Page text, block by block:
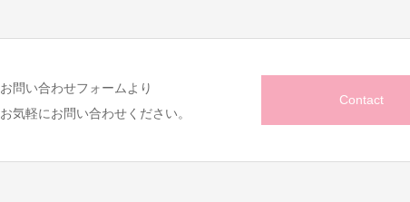
お問い合わせフォームより
お気軽にお問い合わせください。
Contact